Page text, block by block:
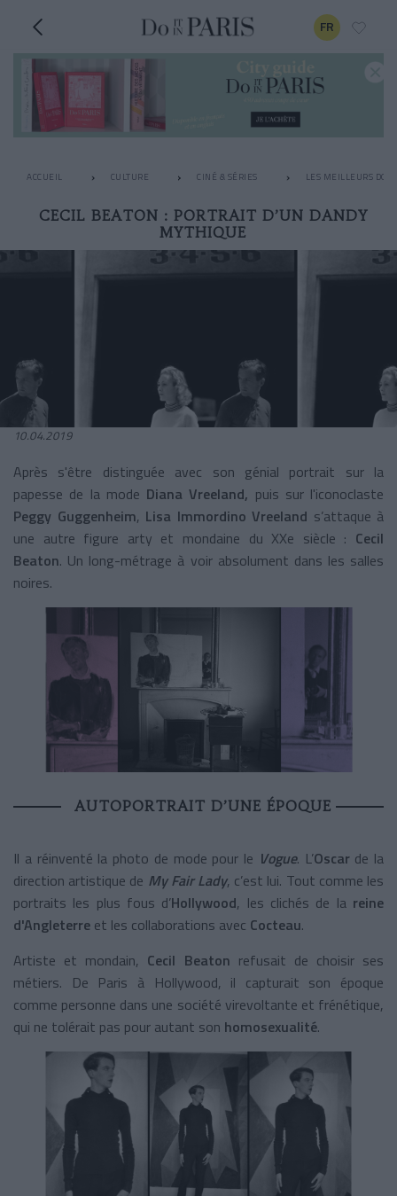
FR
ACCUEIL CULTURE CINÉ & SÉRIES LES MEILLEURS
CECIL BEATON : PORTRAIT D’UN DANDY
MYTHIQUE
10.04.2019
Après s'être distinguée avec son génial portrait sur la
papesse de la mode Diana Vreeland, puis sur l'iconoclaste
Peggy Guggenheim, Lisa Immordino Vreeland s’attaque à
une autre figure arty et mondaine du XXe siècle : Cecil
Beaton. Un long-métrage à voir absolument dans les salles
noires.
AUTOPORTRAIT D’UNE ÉPOQUE
Il a réinventé la photo de mode pour le Vogue. L’Oscarde la
direction artistique de My Fair Lady, c’est lui. Tout comme les
portraits les plus fous d’Hollywood, les clichés de la reine
d'Angleterre et les collaborations avec Cocteau.
Artiste et mondain, Cecil Beaton refusait de choisir ses
métiers. De Paris à Hollywood, il capturait son époque
comme personne dans une société virevoltante et frénétique,
qui ne tolérait pas pour autant son homosexualité.